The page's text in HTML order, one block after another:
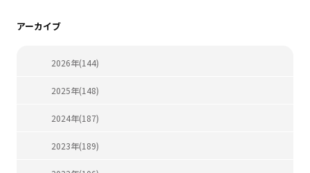
アーカイブ
2026年(144)
2025年(148)
2024年(187)
2023年(189)